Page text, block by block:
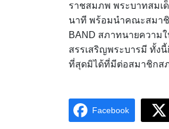
ราชสมภพ พระบาทสมเ
นาที พร้อมนำคณะสมาชิ
BAND สภาทนายความ
สรรเสริญพระบารมี ทั้ง
ที่สุดมิได้ที่มีต่อสมาชิกส
Facebook